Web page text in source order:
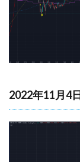
2022年11月4